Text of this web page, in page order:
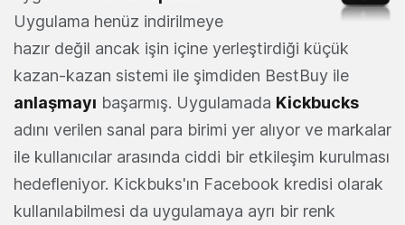
Uygulama henüz indirilmeye
hazır değil ancak işin içine yerleştirdiği küçük
kazan-kazan sistemi ile şimdiden BestBuy ile
anlaşmayı başarmış. Uygulamada Kickbucks
adını verilen sanal para birimi yer alıyor ve markalar
ile kullanıcılar arasında ciddi bir etkileşim kurulması
hedefleniyor. Kickbuks'ın Facebook kredisi olarak
kullanılabilmesi da uygulamaya ayrı bir renk